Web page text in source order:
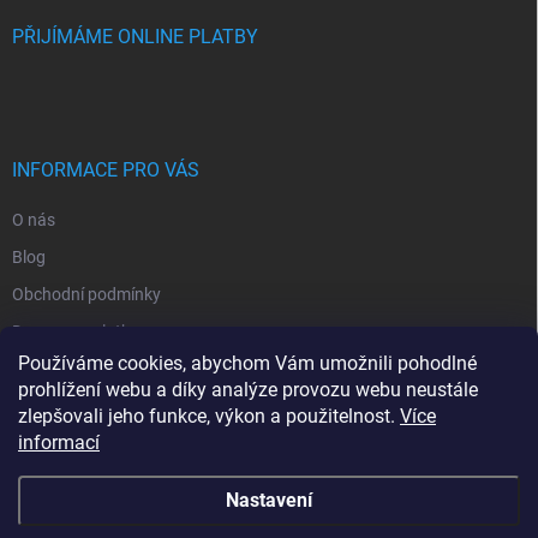
Používáme cookies, abychom Vám umožnili pohodlné
prohlížení webu a díky analýze provozu webu neustále
zlepšovali jeho funkce, výkon a použitelnost. Více
informací
Nastavení
PŘIJÍMÁME ONLINE PLATBY
INFORMACE PRO VÁS
O nás
Blog
Obchodní podmínky
Doprava a platba
Ochrana osobních údajů
Vrácení zboží
Kontakty